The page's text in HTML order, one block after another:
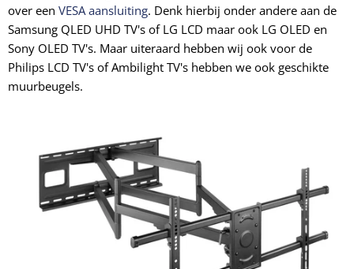
over een VESA aansluiting. Denk hierbij onder andere aan de
Samsung QLED UHD TV's of LG LCD maar ook LG OLED en
Sony OLED TV's. Maar uiteraard hebben wij ook voor de
Philips LCD TV's of Ambilight TV's hebben we ook geschikte
muurbeugels.